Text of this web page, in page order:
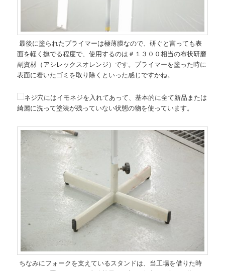
最後に塗られたプライマーは極薄膜なので、研ぐと言っても表
面を軽く撫でる程度で、使用するのは＃１３００相当の布状研磨
副資材（アシレックスオレンジ）です。プライマーを塗った時に
表面に着いたゴミを取り除くといった感じですかね。
ネジ穴にはイモネジを入れてあって、基本的に全て新品または
綺麗に洗って塗装が残っていない状態の物を使っています。
ちなみにフォークを支えているスタンドは、当工場を借りた時